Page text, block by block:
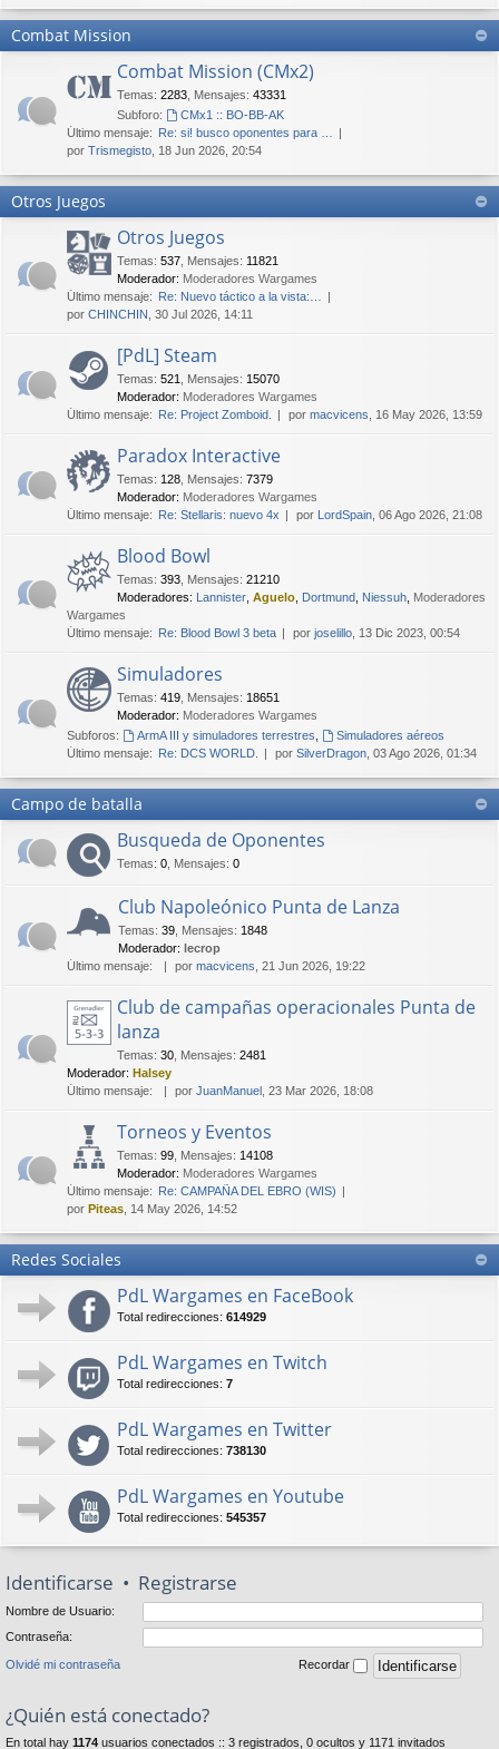
Combat Mission
Combat Mission (CMx2)
Temas: 2283 Mensajes: 43331
Subforo:
CMx1 :: BO-BB-AK
Último mensaje: Re: si! busco oponentes para …
por Trismegisto , 18 Jun 2026, 20:54
Otros Juegos
Otros Juegos
Temas: 537 Mensajes: 11821
Moderador: Moderadores Wargames
Último mensaje: Re: Nuevo táctico a la vista:…
por CHINCHIN , 30 Jul 2026, 14:11
[PdL] Steam
Temas: 521 Mensajes: 15070
Moderador: Moderadores Wargames
Último mensaje: Re: Project Zomboid. por macvicens , 16 May 2026, 13:59
Paradox Interactive
Temas: 128 Mensajes: 7379
Moderador: Moderadores Wargames
Último mensaje: Re: Stellaris: nuevo 4x por LordSpain , 06 Ago 2026, 21:08
Blood Bowl
Temas: 393 Mensajes: 21210
Moderadores: Lannister Aguelo Dortmund Niessuh Moderadores
Wargames
Último mensaje: Re: Blood Bowl 3 beta por joselillo , 13 Dic 2023, 00:54
Simuladores
Temas: 419 Mensajes: 18651
Moderador: Moderadores Wargames
Subforos:
ArmA III y simuladores terrestres
Simuladores aéreos
Último mensaje: Re: DCS WORLD. por SilverDragon , 03 Ago 2026, 01:34
Campo de batalla
Busqueda de Oponentes
Temas: 0 Mensajes: 0
Club Napoleónico Punta de Lanza
Temas: 39 Mensajes: 1848
Moderador: lecrop
Último mensaje:
por macvicens , 21 Jun 2026, 19:22
Club de campañas operacionales Punta de
lanza
Temas: 30 Mensajes: 2481
Moderador: Halsey
Último mensaje:
por JuanManuel , 23 Mar 2026, 18:08
Torneos y Eventos
Temas: 99 Mensajes: 14108
Moderador: Moderadores Wargames
Último mensaje: Re: CAMPAÑA DEL EBRO (WIS)
por Piteas , 14 May 2026, 14:52
Redes Sociales
PdL Wargames en FaceBook
Total redirecciones: 614929
PdL Wargames en Twitch
Total redirecciones: 7
PdL Wargames en Twitter
Total redirecciones: 738130
PdL Wargames en Youtube
Total redirecciones: 545357
Identificarse • Registrarse
Nombre de Usuario:
Contraseña:
Olvidé mi contraseña Recordar
¿Quién está conectado?
En total hay 1174 usuarios conectados :: 3 registrados, 0 ocultos y 1171 invitados